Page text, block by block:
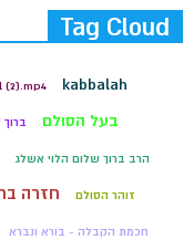
Tag Cloud
kabbalah
(2).mp4
בעל הסולם
הרב ברוך שלום הלוי אשלג
זוהר הסולם חזרה
חכמת הקבלה - בורא ונברא